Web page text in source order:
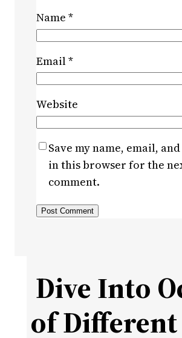
Name *
Email*
Website
Save my name, email,
in this browser for the
comment.
Dive Into
of Different